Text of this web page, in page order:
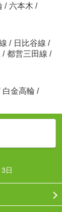
/ 六本木 /
/ 日比谷線 /
/ 都営三田線 /
白金高輪 /
日